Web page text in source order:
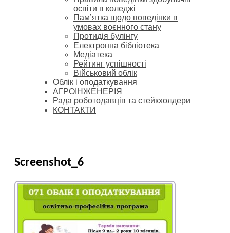
освіти в коледжі
Пам’ятка щодо поведінки в
умовах воєнного стану
Протидія булінгу
Електронна бібліотека
Медіатека
Рейтинг успішності
Військовий облік
Облік і оподаткування
АГРОІНЖЕНЕРІЯ
Рада роботодавців та стейкхолдери
КОНТАКТИ
Screenshot_6